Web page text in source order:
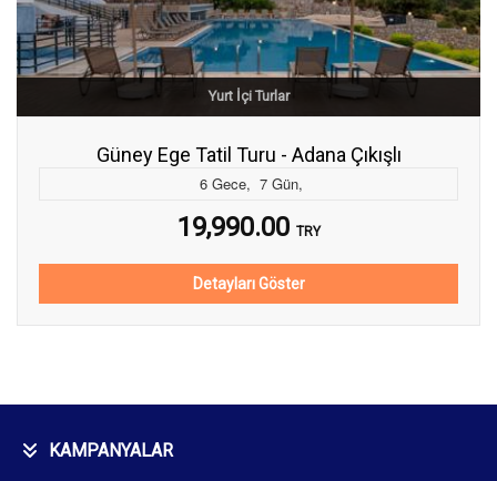
Yurt İçi Turlar
Güney Ege Tatil Turu - Adana Çıkışlı
6 Gece, 7 Gün,
19,990.00 TRY
Detayları Göster
KAMPANYALAR